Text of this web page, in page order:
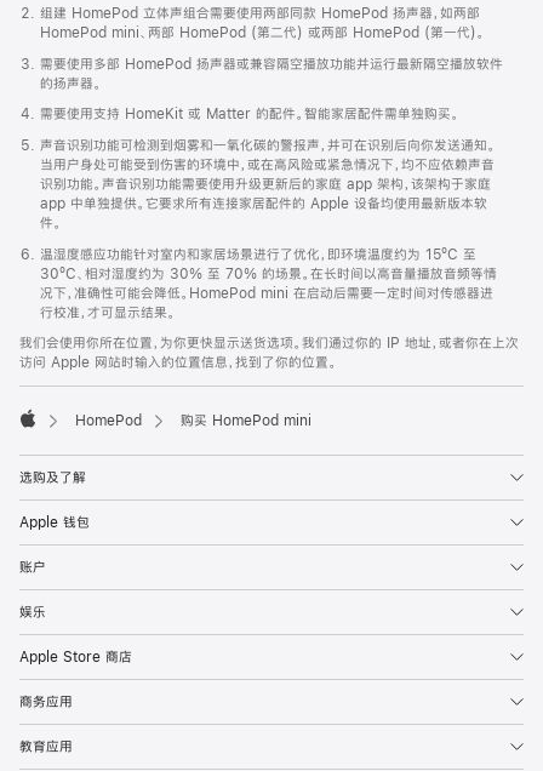
打
开)
组建 HomePod 立体声组合需要使用两部同款 HomePod 扬声器，如两部
HomePod mini、两部 HomePod (第二代) 或两部 HomePod (第一代)。
需要使用多部 HomePod 扬声器或兼容隔空播放功能并运行最新隔空播放软件
的扬声器。
需要使用支持 HomeKit 或 Matter 的配件。智能家居配件需单独购买。
声音识别功能可检测到烟雾和一氧化碳的警报声，并可在识别后向你发送通知。
当用户身处可能受到伤害的环境中，或在高风险或紧急情况下，均不应依赖声音
识别功能。声音识别功能需要使用升级更新后的家庭 app 架构，该架构于家庭
app 中单独提供。它要求所有连接家居配件的 Apple 设备均使用最新版本软
件。
温湿度感应功能针对室内和家居场景进行了优化，即环境温度约为 15ºC 至
30ºC、相对湿度约为 30% 至 70% 的场景。在长时间以高音量播放音频等情
况下，准确性可能会降低。HomePod mini 在启动后需要一定时间对传感器进
行校准，才可显示结果。
我们会使用你所在位置，为你更快显示送货选项。我们通过你的 IP 地址，或者你在上次
访问 Apple 网站时输入的位置信息，找到了你的位置。
HomePod 购买 HomePod mini
选购及了解
Apple 钱包
账户
娱乐
Apple Store 商店
商务应用
教育应用